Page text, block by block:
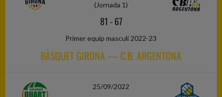
(Jornada 1)
81 -67
Primer equip masculí 2022-23
BÀSQUET GIRONA — C.B. ARGENTONA
25/09/2022